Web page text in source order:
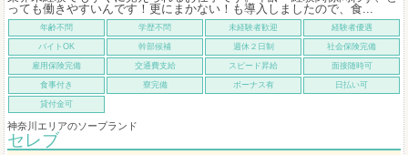
っても働きやすいんです！更にまかない！も導入しましたので、食...
年齢不問 学歴不問 未経験者歓迎 経験者優遇
バイトOK 幹部候補 週休２日制 社会保険完備
雇用保険完備 交通費支給 スピード昇給 面接随時可
食事付き 寮完備 ボーナス有 日払い可
貸付金可
神奈川エリアのソープランド
セレブ